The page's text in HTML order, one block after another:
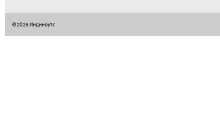
© 2026 Индиноутс